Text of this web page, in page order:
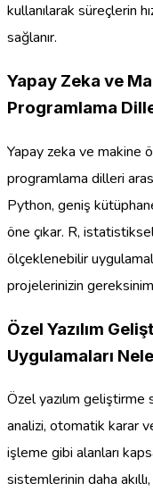
kullanılarak süreçlerin
sağlanır.
Yapay Zeka ve
Programlama
Yapay zeka ve makine
programlama dilleri
Python, geniş
öne çıkar. R,
ölçeklenebilir
projelerinizin
Özel Yazılım
Uygulamaları
Özel yazılım geliştirme
analizi, otomatik karar
işleme gibi alanları
sistemlerinin daha